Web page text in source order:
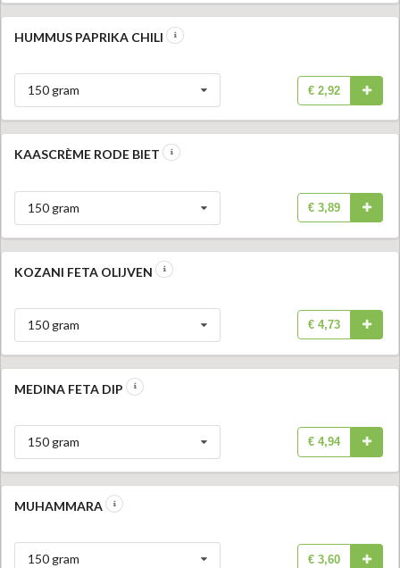
HUMMUS PAPRIKA CHILI
150 gram € 2,92
KAASCRÈME RODE BIET
150 gram € 3,89
KOZANI FETA OLIJVEN
150 gram € 4,73
MEDINA FETA DIP
150 gram € 4,94
MUHAMMARA
150 gram € 3,60